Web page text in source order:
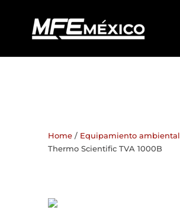
Home/ Equipamiento ambiental
Thermo Scientific TVA 1000B